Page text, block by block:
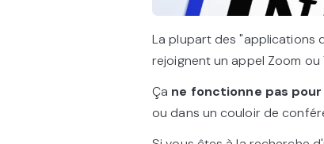
La plupart des "applications
rejoignent un appel Zoom
Ça ne fonctionne pas
ou dans un couloir de